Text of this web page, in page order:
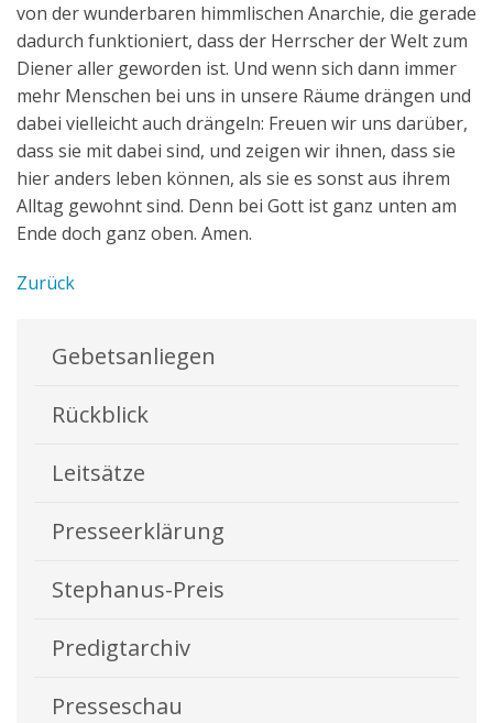
von der wunderbaren himmlischen Anarchie, die gerade
dadurch funktioniert, dass der Herrscher der Welt zum
Diener aller geworden ist. Und wenn sich dann immer
mehr Menschen bei uns in unsere Räume drängen und
dabei vielleicht auch drängeln: Freuen wir uns darüber,
dass sie mit dabei sind, und zeigen wir ihnen, dass sie
hier anders leben können, als sie es sonst aus ihrem
Alltag gewohnt sind. Denn bei Gott ist ganz unten am
Ende doch ganz oben. Amen.
Zurück
Gebetsanliegen
Rückblick
Leitsätze
Presseerklärung
Stephanus-Preis
Predigtarchiv
Presseschau